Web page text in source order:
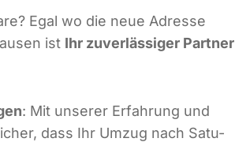
Egal wo die neue Adresse
ist Ihr zuverlässiger Partner
: Mit unserer Erfahrung und
dass Ihr Umzug nach Satu-